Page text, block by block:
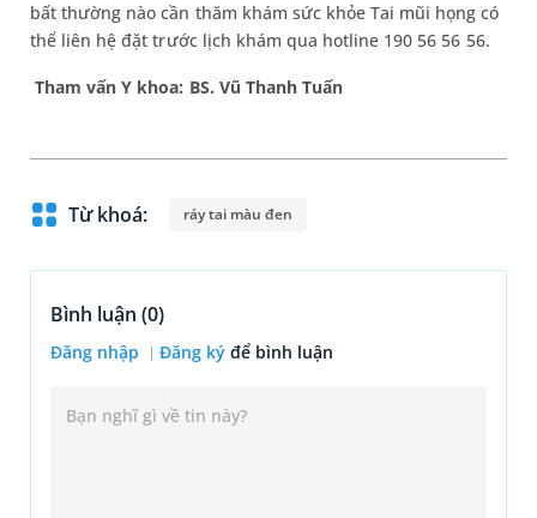
bất thường nào cần thăm khám sức khỏe Tai mũi họng có
thể liên hệ đặt trước lịch khám qua hotline 190 56 56 56.
Tham vấn Y khoa: BS. Vũ Thanh Tuấn
Từ khoá: ráy tai màu đen
Bình luận (0)
Đăng nhập Đăng ký để bình luận